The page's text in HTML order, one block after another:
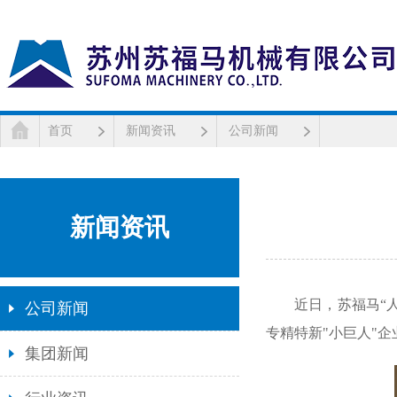
首页 新闻资讯 公司新闻
新闻资讯
公司新闻
集团新闻
近日，苏福马“人
专精特新"小巨人"企